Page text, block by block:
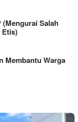
Salah
Etis)
Membantu Warga